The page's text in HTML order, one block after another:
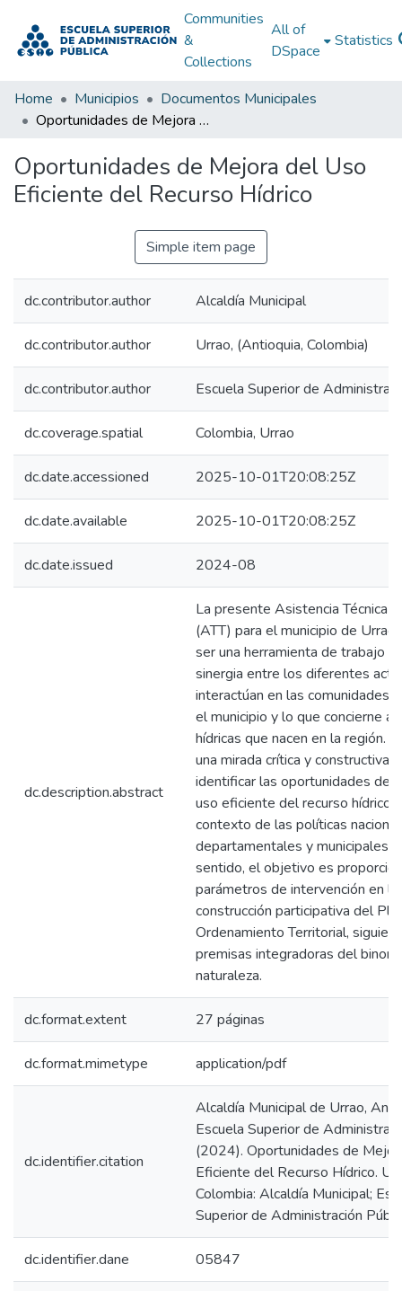
Communities
&
Collections
All of
DSpace
Statistics
Home Municipios
Documentos Municipales
Oportunidades de Mejora del Uso Eficiente del Recurso Hídrico
Oportunidades de Mejora del Uso
Eficiente del Recurso Hídrico
Simple item page
dc.contributor.author Alcaldía Municipal
dc.contributor.author Urrao, (Antioquia, Colombia)
dc.contributor.author Escuela Superior de
dc.coverage.spatial Colombia, Urrao
dc.date.accessioned 2025-10-01T20:08:25Z
dc.date.available 2025-10-01T20:08:25Z
dc.date.issued 2024-08
dc.description.abstract
La presente Asistencia Técnica
(ATT) para el municipio de
ser una herramienta de trabajo
sinergia entre los diferentes
interactúan en las comunidades
el municipio y lo que concierne a
hídricas que nacen en la región.
una mirada crítica y constructiva
identificar las oportunidades de
uso eficiente del recurso hídrico,
contexto de las políticas
departamentales y municipales.
sentido, el objetivo es
parámetros de intervención en la
construcción participativa del
Ordenamiento Territorial,
premisas integradoras del
naturaleza.
dc.format.extent 27 páginas
dc.format.mimetype application/pdf
dc.identifier.citation
Alcaldía Municipal de Urrao,
Escuela Superior de
(2024). Oportunidades de
Eficiente del Recurso Hídrico.
Colombia: Alcaldía Municipal;
Superior de Administración
dc.identifier.dane 05847